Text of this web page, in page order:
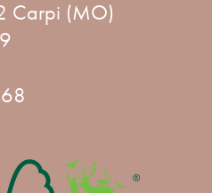
Carpi (MO)